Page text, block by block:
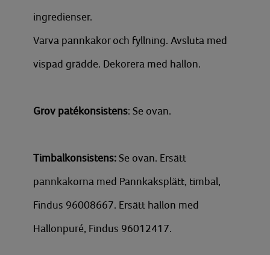
ingredienser.
Varva pannkakor och fyllning. Avsluta med
vispad grädde. Dekorera med hallon.
Grov patékonsistens: Se ovan.
Timbalkonsistens: Se ovan. Ersätt
pannkakorna med Pannkaksplätt, timbal,
Findus 96008667. Ersätt hallon med
Hallonpuré, Findus 96012417.